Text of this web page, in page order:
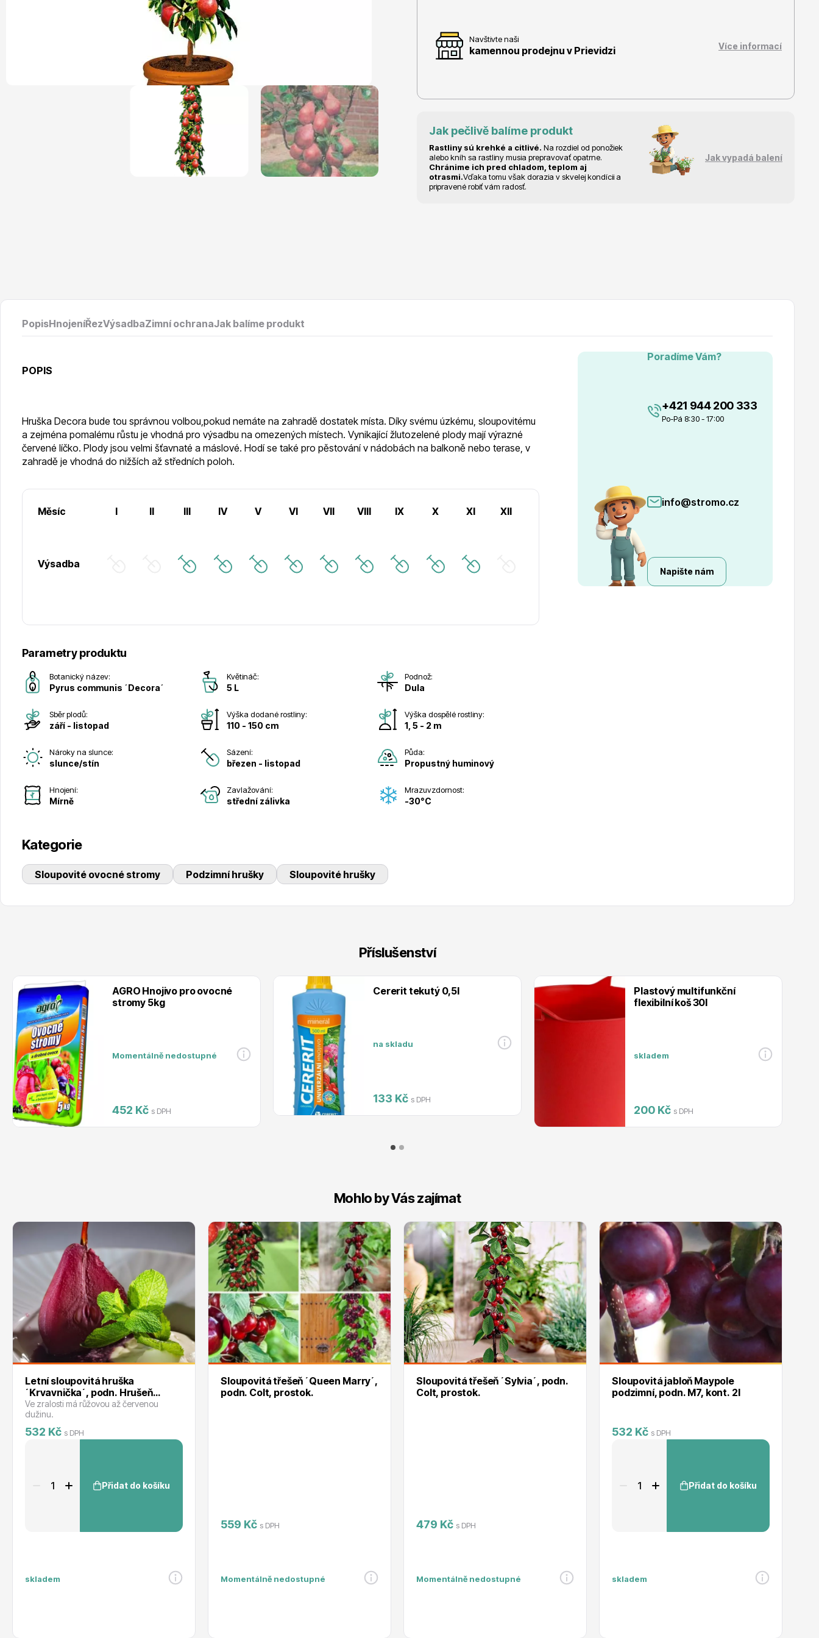
Hortenzie
Azalky a rododendrony Okrasné trávy
Navštivte naši
kamennou prodejnu v Prievidzi Více informací
Jak pečlivě balíme produkt
Rastliny sú krehké a citlivé. Na rozdiel od ponožiek
alebo kníh sa rastliny musia prepravovať opatrne.
Chránime ich pred chladom, teplom aj
otrasmi.Vďaka tomu však dorazia v skvelej kondícii a
pripravené robiť vám radosť.
Jak vypadá balení
PopisHnojeníŘezVýsadbaZimní ochranaJak balíme produkt
POPIS
Hruška Decora bude tou správnou volbou,pokud nemáte na zahradě dostatek místa. Díky svému úzkému, sloupovitému
a zejména pomalému růstu je vhodná pro výsadbu na omezených místech. Vynikající žlutozelené plody mají výrazné
červené líčko. Plody jsou velmi šťavnaté a máslové. Hodí se také pro pěstování v nádobách na balkoně nebo terase, v
zahradě je vhodná do nižších až středních poloh.
Měsíc I II III IV V VI VII VIII IX X XI XII
Výsadba
Parametry produktu
Botanický název:
Pyrus communis ´Decora´
Květináč:
5 L
Podnož:
Dula
Sběr plodů:
září - listopad
Výška dodané rostliny:
110 - 150 cm
Výška dospělé rostliny:
1, 5 - 2 m
Nároky na slunce:
slunce/stín
Sázení:
březen - listopad
Půda:
Propustný huminový
Hnojení:
Mírně
Zavlažování:
střední zálivka
Mrazuvzdornost:
-30°C
Kategorie
Sloupovité ovocné stromy Podzimní hrušky Sloupovité hrušky
Poradíme Vám?
+421 944 200 333
Po-Pá 8:30 - 17:00
info@stromo.cz
Napište nám
Příslušenství
AGRO Hnojivo pro ovocné
stromy 5kg
Momentálně nedostupné
452 Kč s DPH
Cererit tekutý 0,5l
na skladu
133 Kč s DPH
Plastový multifunkční
flexibilní koš 30l
skladem
200 Kč s DPH
Mohlo by Vás zajímat
Letní sloupovitá hruška
´Krvavnička´, podn. Hrušeň
planá, kont. 2l
Ve zralosti má růžovou až červenou
dužinu.
532 Kč s DPH
Přidat do košíku
skladem
Sloupovitá třešeň ´Queen Marry´,
podn. Colt, prostok.
559 Kč s DPH
Momentálně nedostupné
Sloupovitá třešeň ´Sylvia´, podn.
Colt, prostok.
479 Kč s DPH
Momentálně nedostupné
Sloupovitá jabloň Maypole
podzimní, podn. M7, kont. 2l
532 Kč s DPH
Přidat do košíku
skladem